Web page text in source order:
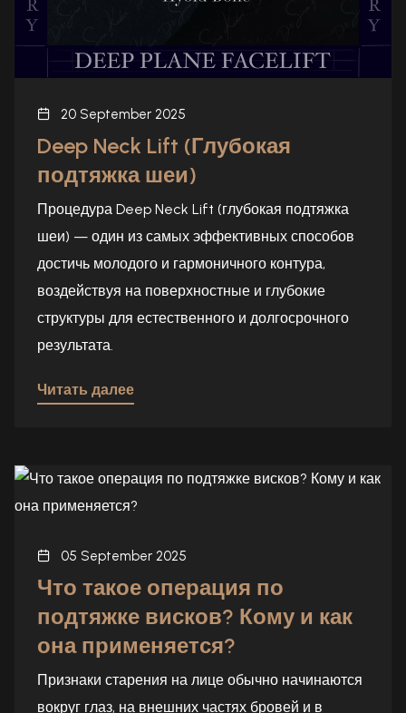
20 September 2025
Deep Neck Lift (Глубокая
подтяжка шеи)
Процедура Deep Neck Lift (глубокая подтяжка
шеи) — один из самых эффективных способов
достичь молодого и гармоничного контура,
воздействуя на поверхностные и глубокие
структуры для естественного и долгосрочного
результата.
Читать далее
05 September 2025
Что такое операция по
подтяжке висков? Кому и как
она применяется?
Признаки старения на лице обычно начинаются
вокруг глаз, на внешних частях бровей и в